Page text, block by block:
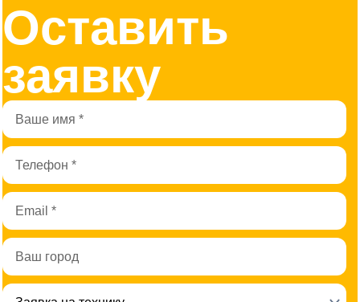
Оставить
заявку
Имя
Телефон
Email
Город